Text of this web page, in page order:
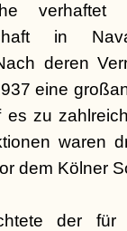
in
deren
eine
zu
waren
dem Kölner
der für